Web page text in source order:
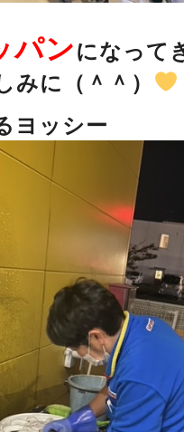
パンになって
みに（＾＾）
ヨッシー